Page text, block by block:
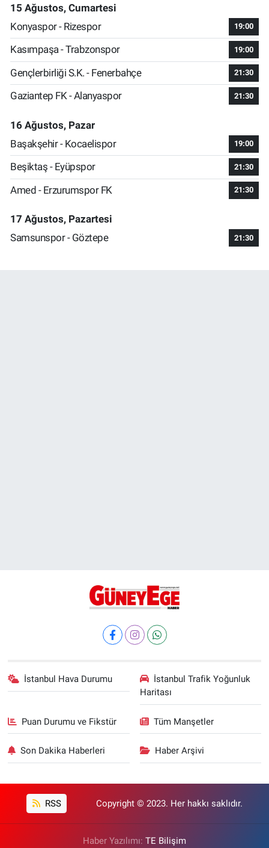
15 Ağustos, Cumartesi
Konyaspor - Rizespor
19:00
Kasımpaşa - Trabzonspor 19:00
Gençlerbirliği S.K. - Fenerbahçe 21:30
Gaziantep FK - Alanyaspor 21:30
16 Ağustos, Pazar
Başakşehir - Kocaelispor
19:00
Beşiktaş - Eyüpspor 21:30
Amed - Erzurumspor FK 21:30
17 Ağustos, Pazartesi
Samsunspor - Göztepe
21:30
İstanbul Hava Durumu
İstanbul Trafik Yoğunluk
Haritası
Puan Durumu ve Fikstür Tüm Manşetler
Son Dakika Haberleri Haber Arşivi
RSS Copyright © 2023. Her hakkı saklıdır.
Haber Yazılımı: TE Bilişim